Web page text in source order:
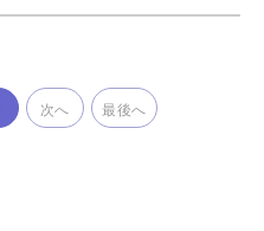
次へ 最後へ